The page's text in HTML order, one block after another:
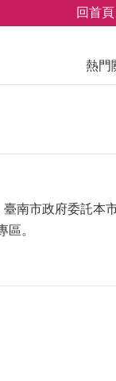
回首頁
熱門
南市政府委託本
。